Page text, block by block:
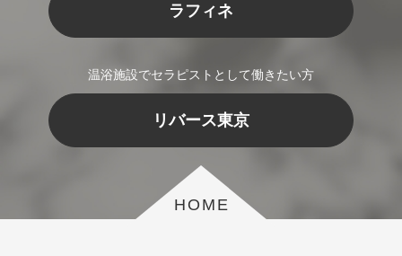
ラフィネ
温浴施設でセラピストとして働きたい方
リバース東京
HOME